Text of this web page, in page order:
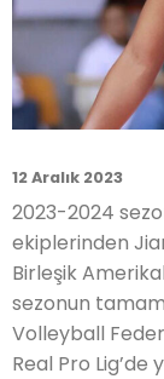
12 Aralık 2023
2023-2024
ekiplerinden
Birleşik
sezonun
Volleyball
Real Pro Lig’de